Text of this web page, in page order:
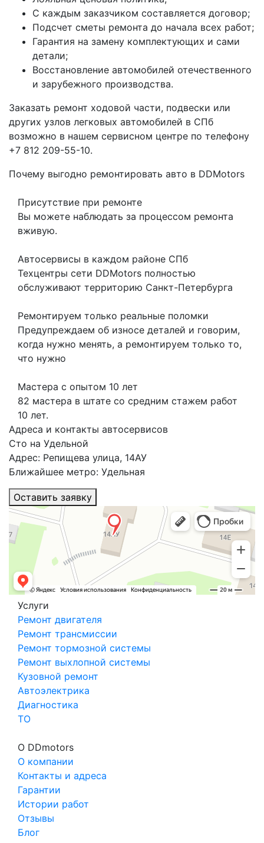
С каждым заказчиком составляется договор;
Подсчет сметы ремонта до начала всех работ;
Гарантия на замену комплектующих и сами
детали;
Восстановление автомобилей отечественного
и зарубежного производства.
Заказать ремонт ходовой части, подвески или
других узлов легковых автомобилей в СПб
возможно в нашем сервисном центре по телефону
+7 812 209-55-10.
Почему выгодно ремонтировать авто в DDMotors
Присутствие при ремонте
Вы можете наблюдать за процессом ремонта
вживую.
Автосервисы в каждом районе СПб
Техцентры сети DDMotors полностью
обслуживают территорию Санкт-Петербурга
Ремонтируем только реальные поломки
Предупреждаем об износе деталей и говорим,
когда нужно менять, а ремонтируем только то,
что нужно
Мастера с опытом 10 лет
82 мастера в штате со средним стажем работ
10 лет.
Адреса и контакты автосервисов
Сто на Удельной
Адрес: Репищева улица, 14АУ
Ближайшее метро: Удельная
Оставить заявку
Услуги
Ремонт двигателя
Ремонт трансмиссии
Ремонт тормозной системы
Ремонт выхлопной системы
Кузовной ремонт
Автоэлектрика
Диагностика
ТО
О DDmotors
О компании
Контакты и адреса
Гарантии
Истории работ
Отзывы
Блог